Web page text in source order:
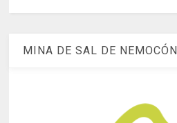
MINA DE SAL DE NEMOCÓN